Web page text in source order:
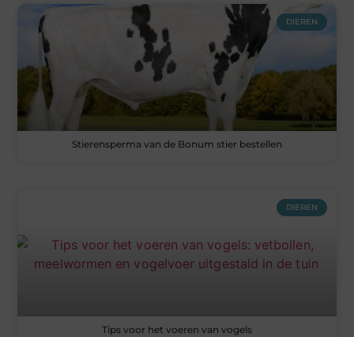
DIEREN
Stierensperma van de Bonum stier bestellen
DIEREN
Tips voor het voeren van vogels